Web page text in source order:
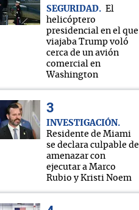
SEGURIDAD
El
helicóptero
presidencial en el que
viajaba Trump voló
cerca de un avión
comercial en
Washington
INVESTIGACIÓN
Residente de Miami
se declara culpable de
amenazar con
ejecutar a Marco
Rubio y Kristi Noem